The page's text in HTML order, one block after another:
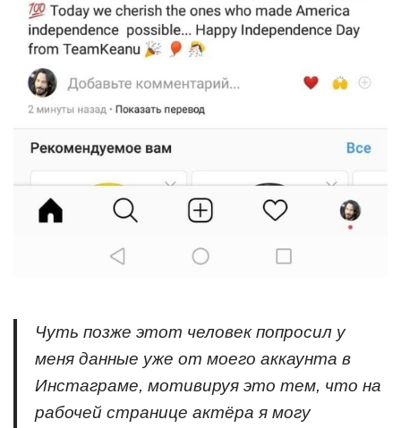
Чуть позже этот человек попросил у
меня данные уже от моего аккаунта в
Инстаграме, мотивируя это тем, что на
рабочей странице актёра я могу